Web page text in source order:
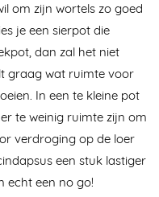
om zijn wortels zo goed
je een sierpot die
dan zal het niet
graag wat ruimte voor
In een te kleine pot
te weinig ruimte zijn om
verdroging op de loer
een stuk lastiger
echt een no go!